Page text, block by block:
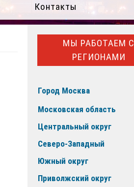
Контакты
МЫ РАБОТАЕМ С
РЕГИОНАМИ
Город Москва
Московская область
Центральный округ
Северо-Западный
Южный округ
Приволжский округ